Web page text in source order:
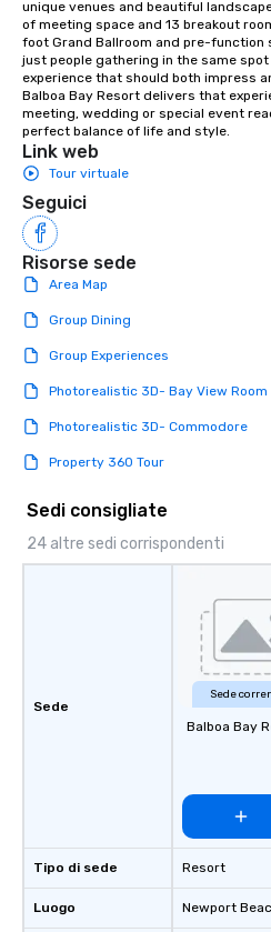
library of hundreds of modern hits
rearranged with syncopation,
and soul. ► Visual Sophistication: Our
performers reflect the "Nouveau"
aesthetic—classic elegance with a
modern edge. By choosing Pop
Nouveau Jazz, you aren't just
a band; you are securing an
immersive experience. We
in that "golden hour" energy—where
the music is sophisticated enough
cocktails and conversation, yet
infectious enough to keep guests
engaged and energized throughout
decades of experience performing
weddings all over the planet! We
soundtrack to enhance every
creating a swinging vibe for
hour, to providing some sultry
for dinner which lead right into an
unforgettable all night dance
of the way to make planning your
wedding day a breeze. We have
options available for every size
unique venues and beautiful
of meeting space and 13 breakout
foot Grand Ballroom and pre-function
just people gathering in the same spot
experience that should both impress
Balboa Bay Resort delivers that
meeting, wedding or special event
perfect balance of life and style.
Link web
Tour virtuale
Seguici
Risorse sede
Area Map
Group Dining
Group Experiences
Photorealistic 3D- Bay View Room
Photorealistic 3D- Commodore
Property 360 Tour
Sedi consigliate
24 altre sedi corrispondenti
Sede
Tipo di sede
Luogo
Sede
Balboa Bay
Resort
Newport